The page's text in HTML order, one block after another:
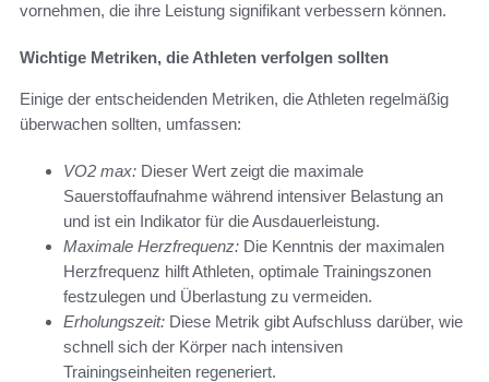
vornehmen, die ihre Leistung signifikant verbessern können.
Wichtige Metriken, die Athleten verfolgen sollten
Einige der entscheidenden Metriken, die Athleten regelmäßig
überwachen sollten, umfassen:
VO2 max: Dieser Wert zeigt die maximale
Sauerstoffaufnahme während intensiver Belastung an
und ist ein Indikator für die Ausdauerleistung.
Maximale Herzfrequenz: Die Kenntnis der maximalen
Herzfrequenz hilft Athleten, optimale Trainingszonen
festzulegen und Überlastung zu vermeiden.
Erholungszeit: Diese Metrik gibt Aufschluss darüber, wie
schnell sich der Körper nach intensiven
Trainingseinheiten regeneriert.